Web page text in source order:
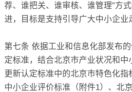
荐、谁把关、谁审核、谁管理”方
进，目标是支持引导广大中小企业
第七条 依据工业和信息化部发布
定标准，结合北京市产业状况和中
更新认定标准中的北京市特色化指
中小企业评价标准（附件1）、北